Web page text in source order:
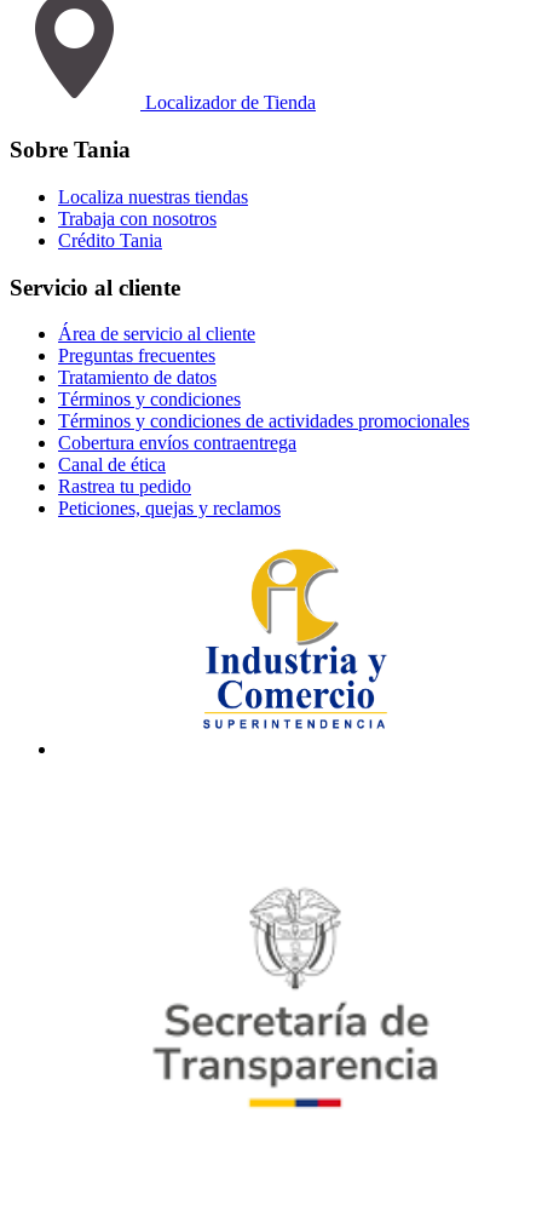
Localizador de Tienda
Sobre Tania
Localiza nuestras tiendas
Trabaja con nosotros
Crédito Tania
Servicio al cliente
Área de servicio al cliente
Preguntas frecuentes
Tratamiento de datos
Términos y condiciones
Términos y condiciones de actividades promocionales
Cobertura envíos contraentrega
Canal de ética
Rastrea tu pedido
Peticiones, quejas y reclamos